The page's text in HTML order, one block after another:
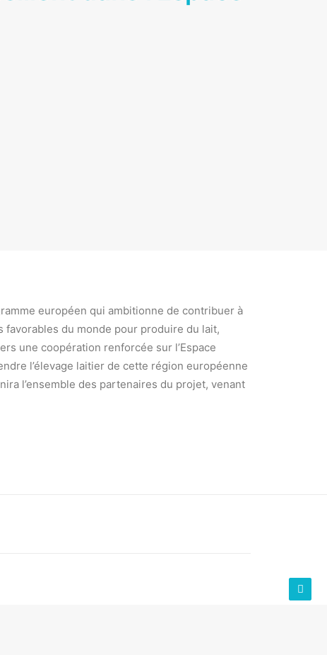
européen qui ambitionne de contribuer à
favorables du monde pour produire du lait,
une coopération renforcée sur l’Espace
l’élevage laitier de cette région européenne
l’ensemble des partenaires du projet, venant